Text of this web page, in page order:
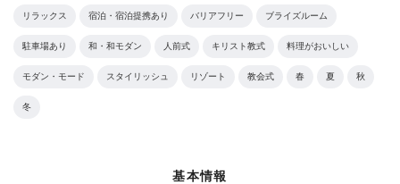
リラックス 宿泊・宿泊提携あり バリアフリー ブライズルーム
駐車場あり 和・和モダン 人前式 キリスト教式 料理がおいしい
モダン・モード スタイリッシュ リゾート 教会式 春 夏 秋
冬
基本情報